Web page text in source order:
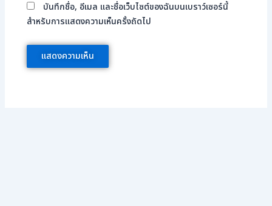
บันทึกชื่อ, อีเมล และชื่อเว็บไซต์ของฉันบนเบราว์เซอร์นี้
สำหรับการแสดงความเห็นครั้งถัดไป